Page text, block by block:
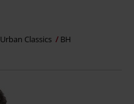
Urban Classics BH